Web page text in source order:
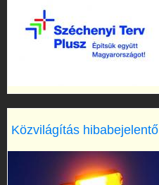
Közvilágítás hibabejelentő